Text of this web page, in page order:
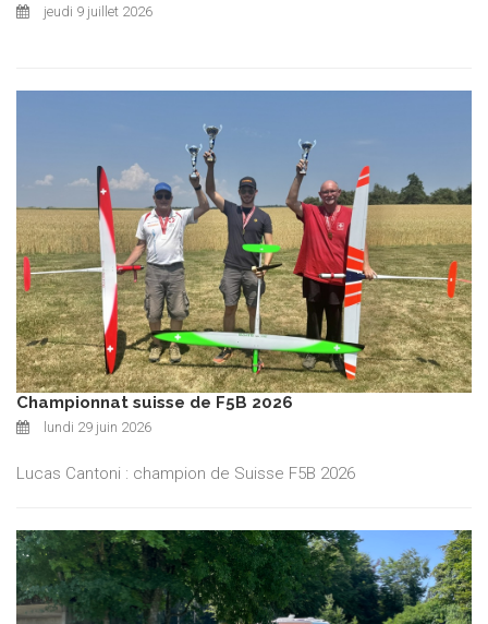
jeudi 9 juillet 2026
Championnat suisse de F5B 2026
lundi 29 juin 2026
Lucas Cantoni : champion de Suisse F5B 2026